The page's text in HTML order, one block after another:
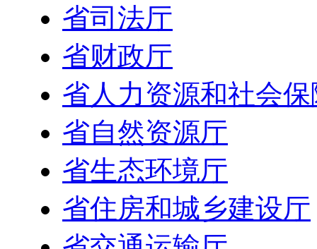
省司法厅
省财政厅
省人力资源和社会
省自然资源厅
省生态环境厅
省住房和城乡建设厅